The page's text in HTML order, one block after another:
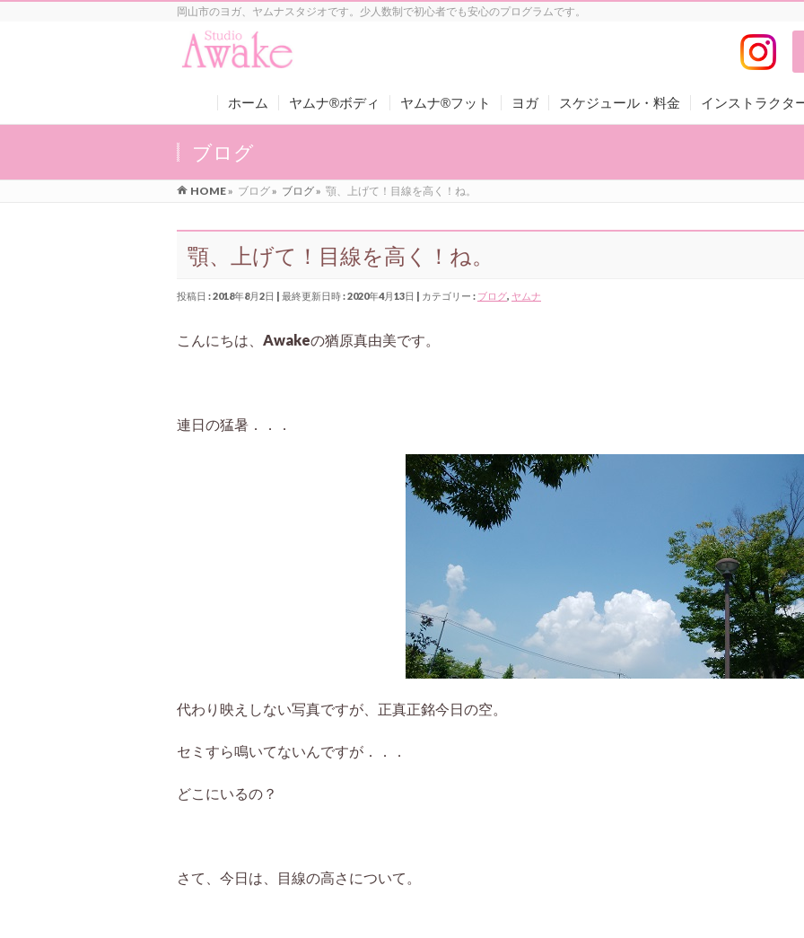
岡山市のヨガ、ヤムナスタジオです。少人数制で初心者でも安心のプログラムです。
ホーム ヤムナ®ボディ ヤムナ®フット ヨガ スケジュール・料金 インストラクタ
ブログ
HOME» ブログ» ブログ» 顎、上げて！目線を高く！ね。
顎、上げて！目線を高く！ね。
投稿日 : 2018年8月2日 最終更新日時 : 2020年4月13日 カテゴリー : ブログ, ヤムナ
こんにちは、Awakeの猶原真由美です。
連日の猛暑．．．
代わり映えしない写真ですが、正真正銘今日の空。
セミすら鳴いてないんですが．．．
どこにいるの？
さて、今日は、目線の高さについて。